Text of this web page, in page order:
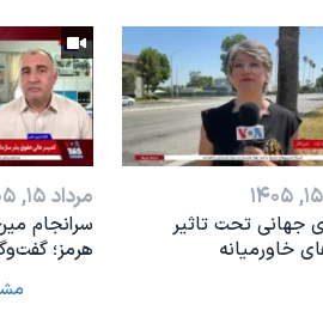
جهانی تحت تاثیر
خاورمیانه
مرداد ۱۵, ۱۴۰۵
سرانجام
هرمز؛